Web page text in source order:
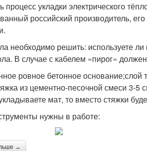
процесс укладки электрического
российский производитель,
необходимо решить: используете
В случае с кабелем «пирог»
ровное бетонное
из цементно-песочной смеси 3-5
мат, то вместо стяжки
нужны в работе:
→